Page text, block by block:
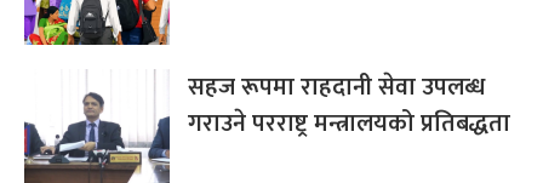
सहज रूपमा राहदानी सेवा उपलब्ध
गराउने परराष्ट्र मन्त्रालयको प्रतिबद्धता